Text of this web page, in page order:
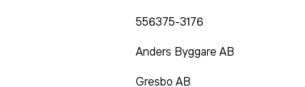
556375-3176
Anders Byggare AB
Gresbo AB